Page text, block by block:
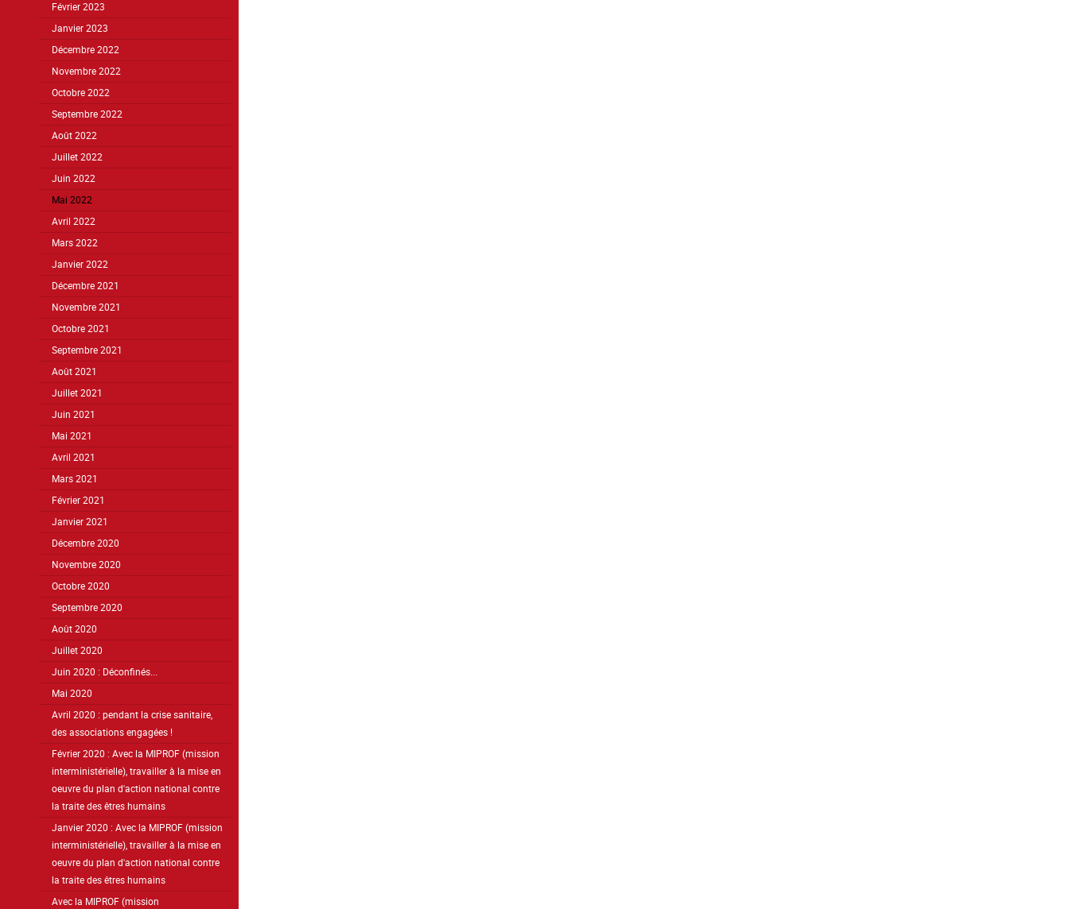
Février 2023
Janvier 2023
Décembre 2022
Novembre 2022
Octobre 2022
Septembre 2022
Août 2022
Juillet 2022
Juin 2022
Mai 2022
Avril 2022
Mars 2022
Janvier 2022
Décembre 2021
Novembre 2021
Octobre 2021
Septembre 2021
Août 2021
Juillet 2021
Juin 2021
Mai 2021
Avril 2021
Mars 2021
Février 2021
Janvier 2021
Décembre 2020
Novembre 2020
Octobre 2020
Septembre 2020
Août 2020
Juillet 2020
Juin 2020 : Déconfinés...
Mai 2020
Avril 2020 : pendant la crise sanitaire,
des associations engagées !
Février 2020 : Avec la MIPROF (mission
interministérielle), travailler à la mise en
oeuvre du plan d'action national contre
la traite des êtres humains
Janvier 2020 : Avec la MIPROF (mission
interministérielle), travailler à la mise en
oeuvre du plan d'action national contre
la traite des êtres humains
Avec la MIPROF (mission